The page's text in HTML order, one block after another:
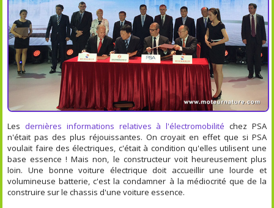
Les dernières informations relatives à l'électromobilité chez PSA
n'était pas des plus réjouissantes. On croyait en effet que si PSA
voulait faire des électriques, c'était à condition qu'elles utilisent une
base essence ! Mais non, le constructeur voit heureusement plus
loin. Une bonne voiture électrique doit accueillir une lourde et
volumineuse batterie, c'est la condamner à la médiocrité que de la
construire sur le chassis d'une voiture essence.